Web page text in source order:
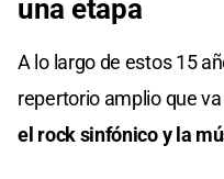
una etapa
A lo largo de estos 15
repertorio amplio que va
el rock sinfónico y la